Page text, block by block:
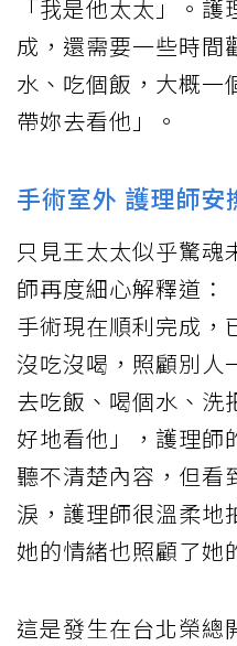
「我是他太太」。
成，還需要一些時間
水、吃個飯，大概一
帶妳去看他」。
手術室外 護理師安
只見王太太似乎驚魂
師再度細心解釋道：
手術現在順利完成，
沒吃沒喝，照顧別人
去吃飯、喝個水、洗
好地看他」，護理師
聽不清楚內容，但看
淚，護理師很溫柔地
她的情緒也照顧了她
這是發生在台北榮總